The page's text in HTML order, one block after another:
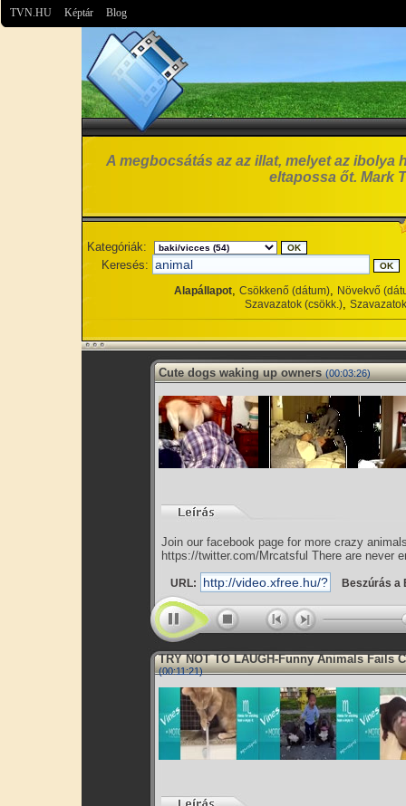
TVN.HU Képtár Blog
A megbocsátás az az illat, melyet az ibolya
eltapossa őt. Mark
Kategóriák:
Keresés:
Alapállapot, Csökkenő (dátum), Növekvő
Szavazatok (csökk.),
Cute dogs waking up owners (00:03:26)
Join our facebook page for more crazy
https://twitter.com/Mrcatsful There are never
URL: Beszúrás a
TRY NOT TO LAUGH-Funny Animals Fails
(00:11:21)